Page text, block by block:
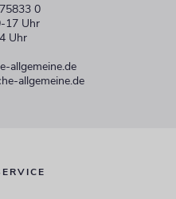
0
17 Uhr
Uhr
allgemeine.de
allgemeine.de